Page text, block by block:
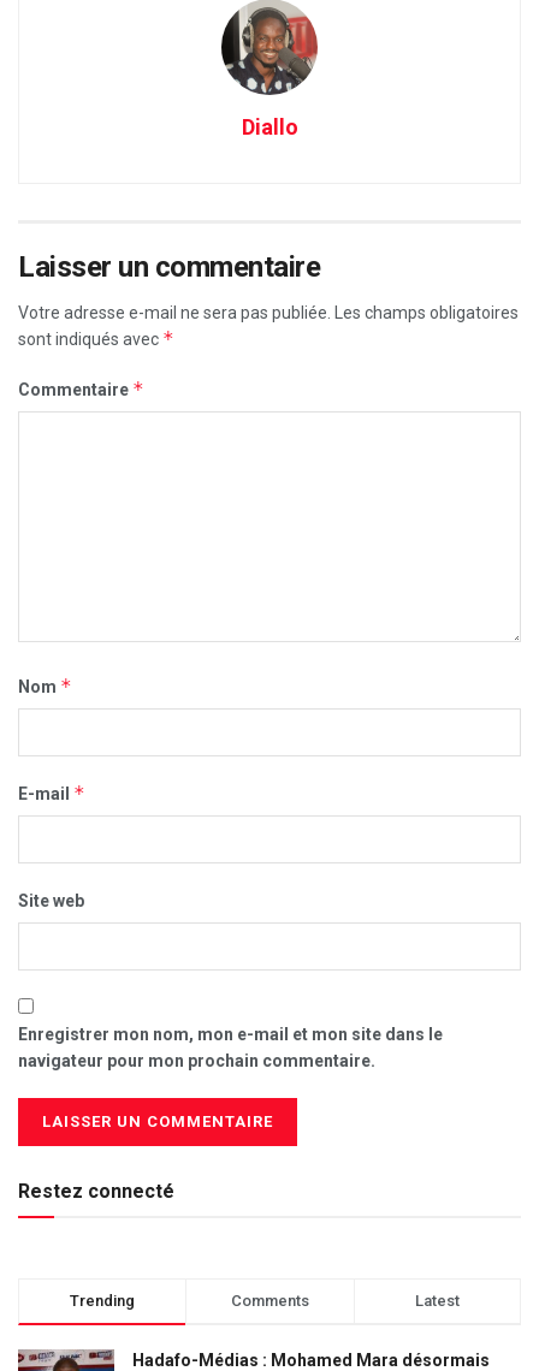
Diallo
Laisser un commentaire
Votre adresse e-mail ne sera pas publiée.
Les champs obligatoires
sont indiqués avec *
Commentaire *
Nom *
E-mail *
Site web
Enregistrer mon nom, mon e-mail et mon site dans le
navigateur pour mon prochain commentaire.
Restez connecté
Trending Comments Latest
Hadafo-Médias : Mohamed Mara désormais